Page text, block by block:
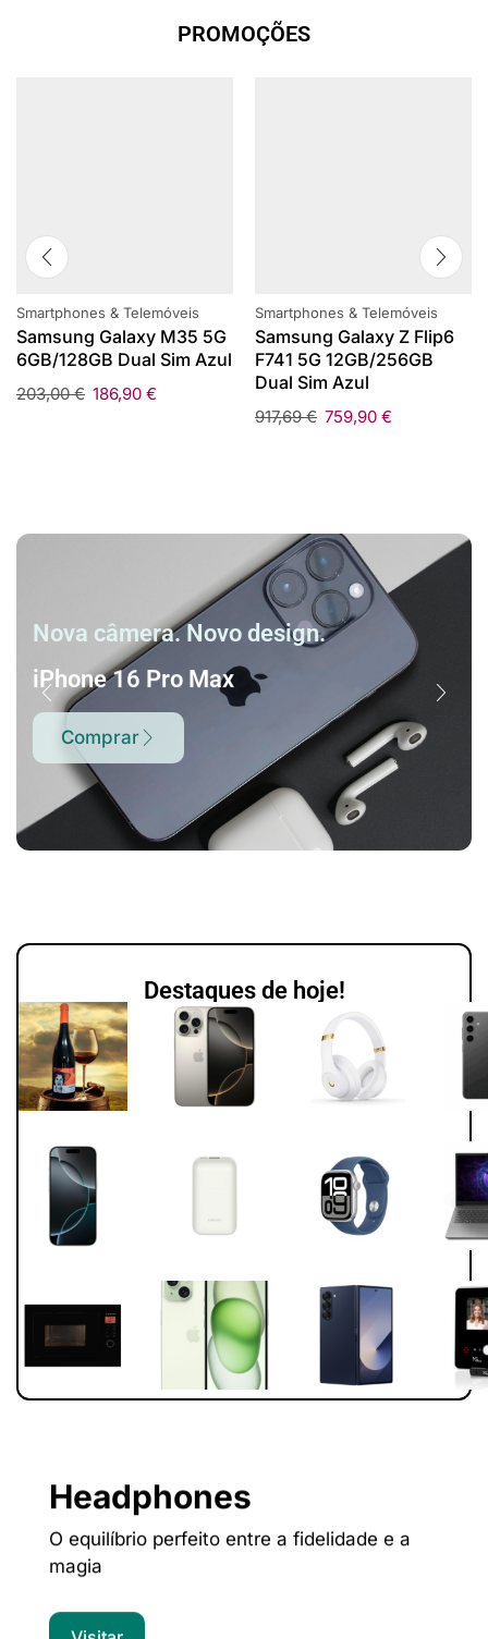
PROMOÇÕES
Smartphones & Telemóveis
Samsung Galaxy M35 5G
6GB/128GB Dual Sim Azul
203,00€ 186,90 €
Smartphones & Telemóveis
Samsung Galaxy Z Flip6
F741 5G 12GB/256GB
Dual Sim Azul
917,69€ 759,90 €
Nova câmera. Novo design.
iPhone 16 Pro Max
Comprar
Destaques de hoje!
Headphones
O equilíbrio perfeito entre a fidelidade e a
magia